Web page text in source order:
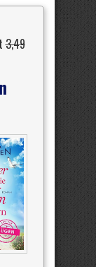
3,49